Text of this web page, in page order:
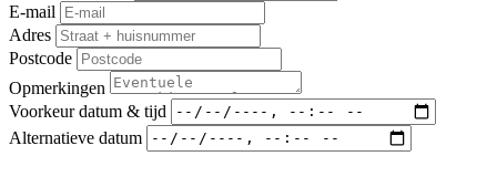
E-mail
Adres
Postcode
Opmerkingen
Voorkeur datum & tijd
Alternatieve datum